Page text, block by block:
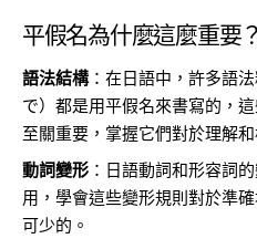
平假名為什麼這麼重要？
語法結構：在日語中，許多語
で）都是用平假名來書寫的，
至關重要，掌握它們對於理解
動詞變形 ：日語動詞和形容詞
用，學會這些變形規則對於準
可少的。